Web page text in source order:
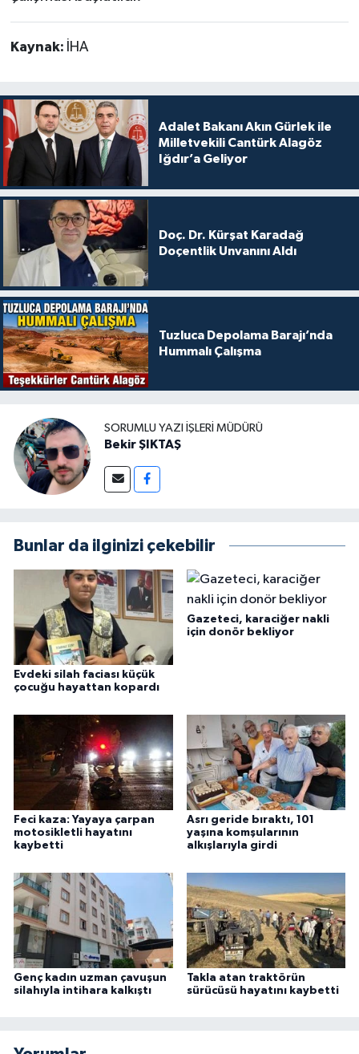
Kaynak: İHA
Adalet Bakanı Akın Gürlek ile
Milletvekili Cantürk Alagöz
Iğdır’a Geliyor
Doç. Dr. Kürşat Karadağ
Doçentlik Unvanını Aldı
Tuzluca Depolama Barajı’nda
Hummalı Çalışma
SORUMLU YAZI İŞLERI MÜDÜRÜ
Bekir ŞIKTAŞ
Bunlar da ilginizi çekebilir
Evdeki silah faciası küçük
çocuğu hayattan kopardı
Gazeteci, karaciğer nakli
için donör bekliyor
Feci kaza: Yayaya çarpan
motosikletli hayatını
kaybetti
Asrı geride bıraktı, 101
yaşına komşularının
alkışlarıyla girdi
Genç kadın uzman çavuşun
silahıyla intihara kalkıştı
Takla atan traktörün
sürücüsü hayatını kaybetti